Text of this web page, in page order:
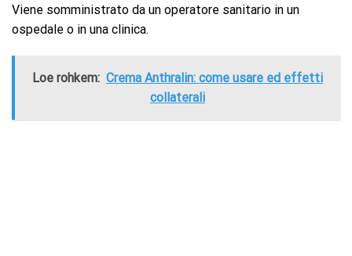
Viene somministrato da un operatore sanitario in un
ospedale o in una clinica.
Loe rohkem: Crema Anthralin: come usare ed effetti
collaterali